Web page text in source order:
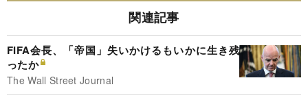
関連記事
FIFA会長、「帝国」失いかけるもいかに生き残
ったか
The Wall Street Journal